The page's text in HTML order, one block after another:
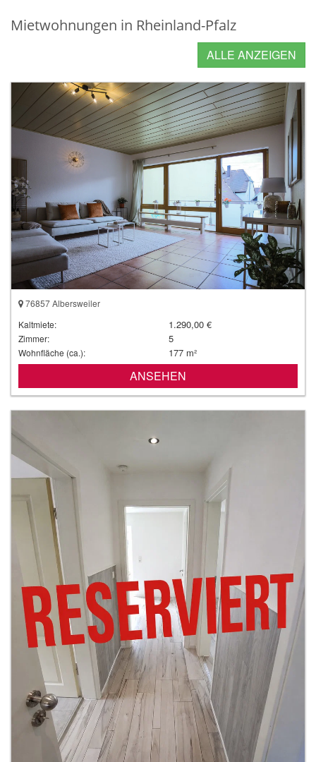
Mietwohnungen in Rheinland-Pfalz
ALLE ANZEIGEN
76857 Albersweiler
Kaltmiete:
1.290,00 €
Zimmer: 5
Wohnfläche (ca.): 177 m²
ANSEHEN